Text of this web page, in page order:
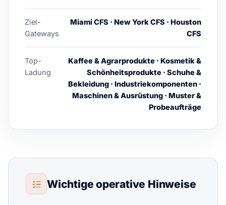
Ziel-
Gateways
Miami CFS · New York CFS · Houston
CFS
Top-
Ladung
Kaffee & Agrarprodukte · Kosmetik &
Schönheitsprodukte · Schuhe &
Bekleidung · Industriekomponenten ·
Maschinen & Ausrüstung · Muster &
Probeaufträge
Wichtige operative Hinweise